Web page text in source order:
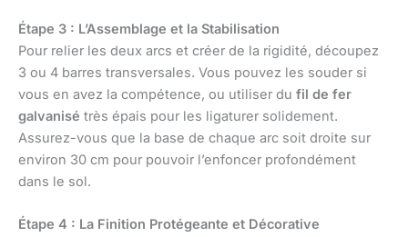
Étape 3 : L’Assemblage et la Stabilisation
Pour relier les deux arcs et créer de la rigidité, découpez
3 ou 4 barres transversales. Vous pouvez les souder si
vous en avez la compétence, ou utiliser du fil de fer
galvanisé très épais pour les ligaturer solidement.
Assurez-vous que la base de chaque arc soit droite sur
environ 30 cm pour pouvoir l’enfoncer profondément
dans le sol.
Étape 4 : La Finition Protégeante et Décorative